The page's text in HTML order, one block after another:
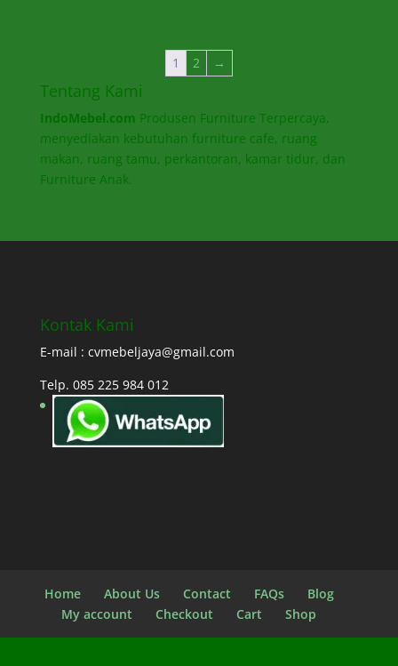
1 2 →
Tentang Kami
IndoMebel.com Produsen Furniture Terpercaya,
menyediakan kebutuhan furniture cafe, ruang
makan, ruang tamu, perkantoran, kamar tidur, dan
Furniture Anak.
Kontak Kami
E-mail : cvmebeljaya@gmail.com
Telp. 085 225 984 012
Home About Us Contact FAQs
Blog
My account
Checkout Cart Shop